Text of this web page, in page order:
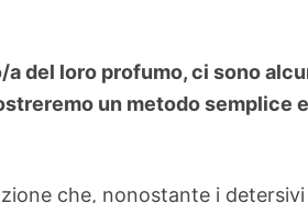
del loro profumo, ci sono
un metodo semplice
che, nonostante i